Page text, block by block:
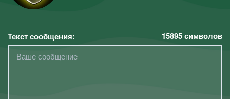
Текст сообщения: 15895символов